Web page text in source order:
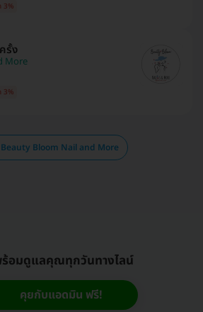
3%
รั้ง
More
3%
Beauty Bloom Nail and More
อมดูแลคุณทุกวันทางไลน์
คุยกับแอดมิน ฟรี!